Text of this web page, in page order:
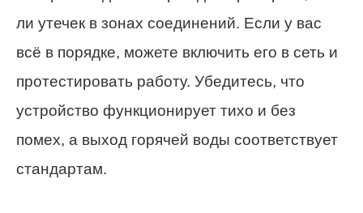
ли утечек в зонах соединений. Если у вас
всё в порядке, можете включить его в сеть и
протестировать работу. Убедитесь, что
устройство функционирует тихо и без
помех, а выход горячей воды соответствует
стандартам.